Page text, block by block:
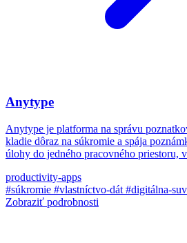
Anytype
Anytype je platforma na správu
kladie dôraz na súkromie a spája
úlohy do jedného pracovného priestoru,
productivity-apps
#súkromie #vlastníctvo-dát #digitálna-
Zobraziť podrobnosti